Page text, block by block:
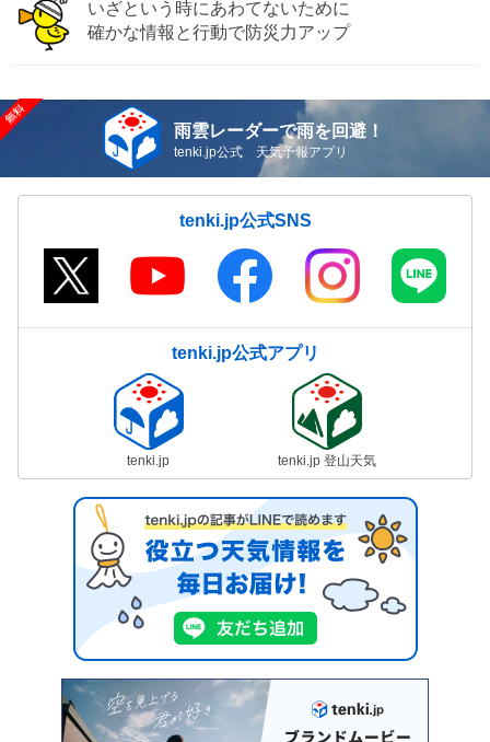
いざという時にあわてないために
確かな情報と行動で防災力アップ
雨雲レーダーで雨を回避！
tenki.jp公式 天気予報アプリ
tenki.jp公式SNS
tenki.jp公式アプリ
tenki.jp tenki.jp 登山天気